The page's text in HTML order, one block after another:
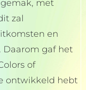
met
zal
en
Daarom gaf het
of
ontwikkeld hebt